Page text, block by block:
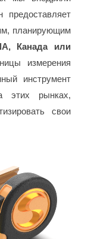
планирующим
Канада или
измерения
инструмент
этих рынках,
свои